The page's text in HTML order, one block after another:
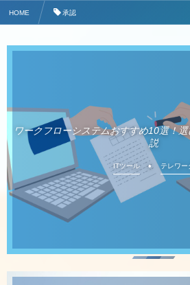
HOME 承認
ワークフローシステムおすすめ10選！
説
ITツール テレワー